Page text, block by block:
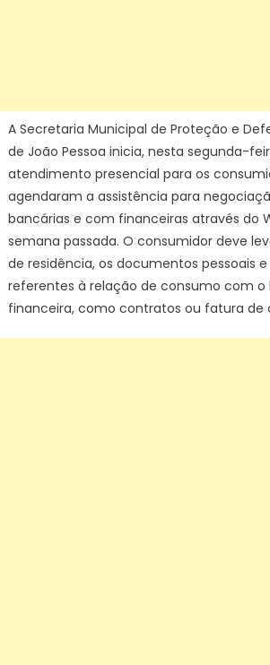
A Secretaria Municipal de Proteção e
de João Pessoa inicia, nesta segunda-
atendimento presencial para os
agendaram a assistência para
bancárias e com financeiras através do
semana passada. O consumidor deve
de residência, os documentos pessoais
referentes à relação de consumo com o
financeira, como contratos ou fatura de